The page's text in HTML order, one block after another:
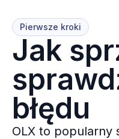
Pierwsze kroki
Jak
błędu
OLX to popularny